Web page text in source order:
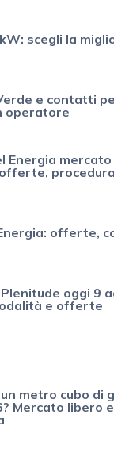
scegli la
e contatti
operatore
Energia
offerte,
oggi 9
e offerte
metro cubo di
Mercato libero e